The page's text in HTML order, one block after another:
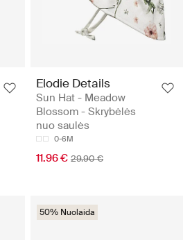
Elodie Details
Sun Hat - Meadow
Blossom - Skrybėlės
nuo saulės
0-6M
11.96 € 29.90 €
50% Nuolaida